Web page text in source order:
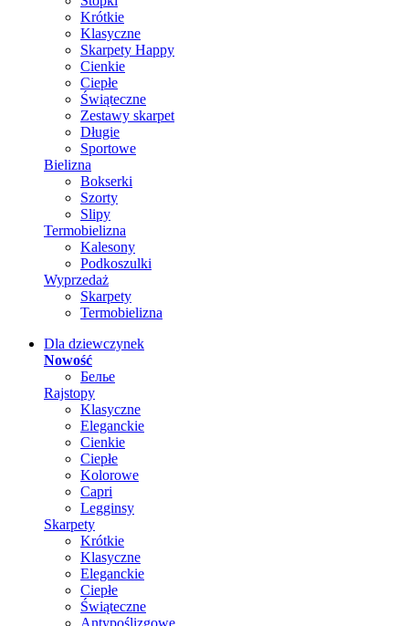
Krótkie
Klasyczne
Skarpety Happy
Cienkie
Ciepłe
Świąteczne
Zestawy skarpet
Długie
Sportowe
Bielizna
Bokserki
Szorty
Slipy
Termobielizna
Kalesony
Podkoszulki
Wyprzedaż
Skarpety
Termobielizna
Dla dziewczynek
Nowość
Белье
Rajstopy
Klasyczne
Eleganckie
Cienkie
Ciepłe
Kolorowe
Capri
Legginsy
Skarpety
Krótkie
Klasyczne
Eleganckie
Ciepłe
Świąteczne
Antypoślizgowe